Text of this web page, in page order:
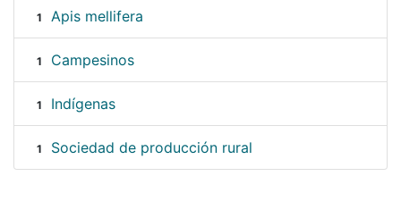
1 Apis mellifera
1 Campesinos
1 Indígenas
1 Sociedad de producción rural